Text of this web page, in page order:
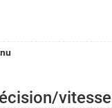
vitesse